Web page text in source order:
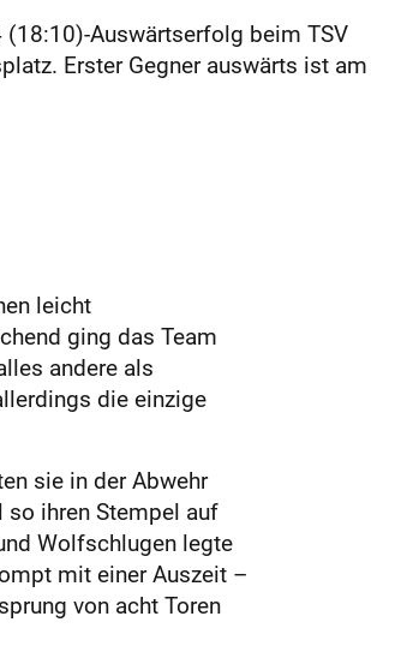
(18:10)-Auswärtserfolg beim TSV
Erster Gegner auswärts ist am
leicht
ging das Team
andere als
die einzige
sie in der Abwehr
ihren Stempel auf
Wolfschlugen legte
mit einer Auszeit –
von acht Toren